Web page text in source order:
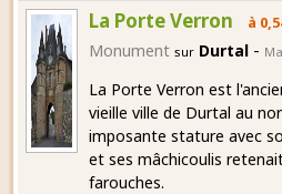
La Porte Verron à
Monument sur Durtal -
La Porte Verron est
vieille ville de Durtal au
imposante stature avec
et ses mâchicoulis
farouches.